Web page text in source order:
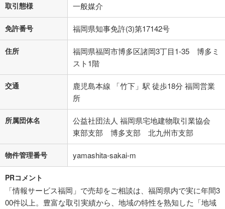
取引態様 一般媒介
免許番号 福岡県知事免許(3)第17142号
住所
福岡県福岡市博多区諸岡3丁目1-35 博多ミ
スト1階
交通
鹿児島本線 「竹下」駅 徒歩18分 福岡営業
所
所属団体名
公益社団法人 福岡県宅地建物取引業協会
東部支部 博多支部 北九州市支部
物件管理番号 yamashita-sakai-m
PRコメント
「情報サービス福岡」で売却をご相談は、福岡県内で実に年間3
00件以上。豊富な取引実績から、地域の特性を熟知した「地域